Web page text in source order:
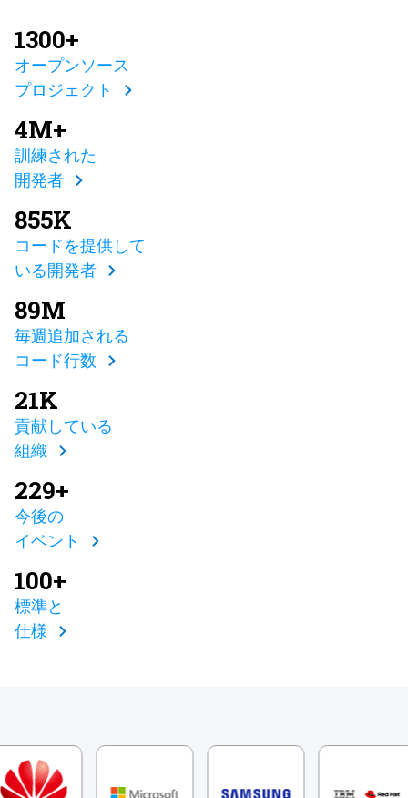
1300+
オープンソース
プロジェクト
4M+
訓練された
開発者
855K
コードを提供して
いる開発者
89M
毎週追加される
コード行数
21K
貢献している
組織
229+
今後の
イベント
100+
標準と
仕様